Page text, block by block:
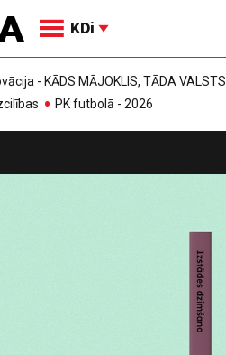
KDi
- KĀDS MĀJOKLIS, TĀDA VALSTS
PK futbolā - 2026